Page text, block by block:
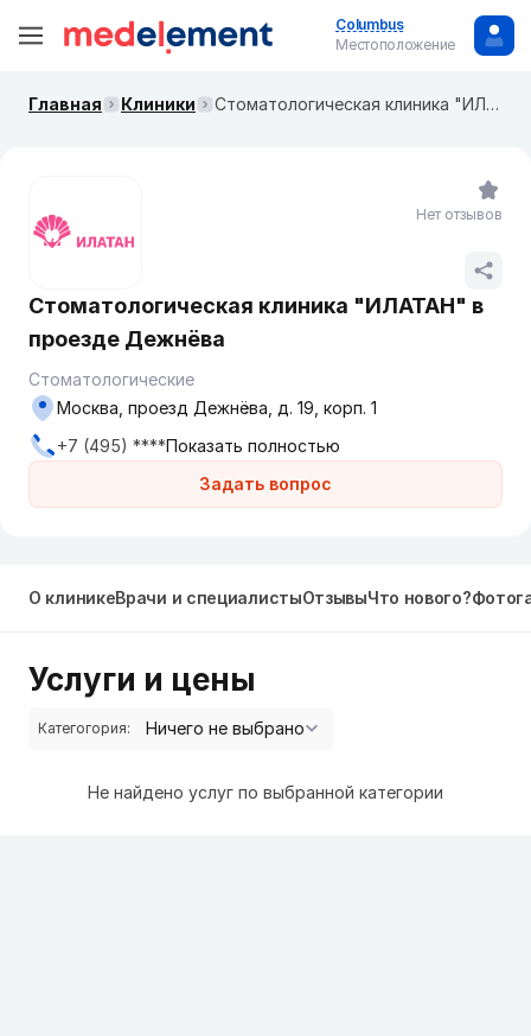
Columbus
Местоположение
Главная Клиники Стоматологическая клиника "ИЛАТАН" в проезде Дежнёва
Стоматологическая клиника "ИЛАТАН" в
проезде Дежнёва
Стоматологические
Задать вопрос
Москва, проезд Дежнёва, д. 19, корп. 1
+7 (495) ****Показать полностью
Нет отзывов
О клиникеВрачи и специалистыОтзывыЧто нового?
Услуги и цены
Категогория:
Не найдено услуг по выбранной категории